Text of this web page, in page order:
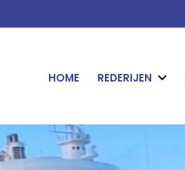
REDERIJEN
HOME